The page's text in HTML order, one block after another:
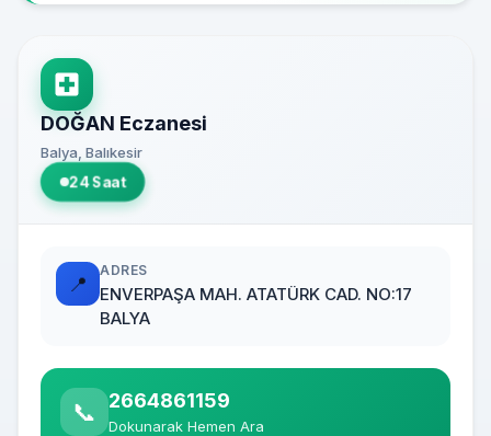
DOĞAN Eczanesi
Balya, Balıkesir
24 Saat
📍
ADRES
ENVERPAŞA MAH. ATATÜRK CAD. NO:17
BALYA
📞 2664861159
Dokunarak Hemen Ara